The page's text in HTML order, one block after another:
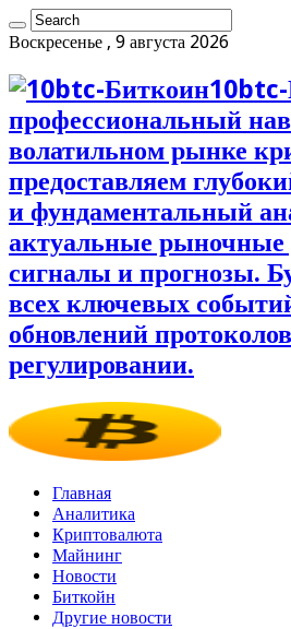
Воскресенье , 9 августа 2026
профессиональный
волатильном рынке
предоставляем
и фундаментальный
актуальные рыночные
сигналы и прогнозы.
всех ключевых
обновлений
регулировании.
Главная
Аналитика
Криптовалюта
Майнинг
Новости
Биткойн
Другие новости